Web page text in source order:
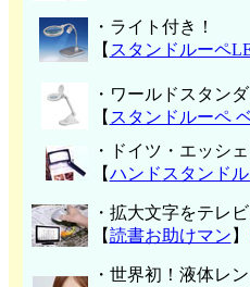
・ライト付き！
【 スタンドルーペ
・ワールドスタン
【 スタンドルーペ
・ドイツ・エッシ
【ハンド スタンド
・拡大文字をテレ
【読書お助けマン 】
・世界初！液体レ